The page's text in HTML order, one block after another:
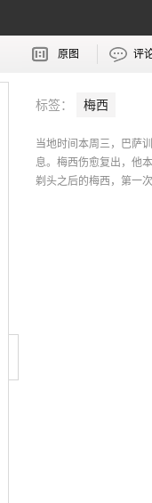
原图 评
标签： 梅西
当地时间本周三，巴萨
息。梅西伤愈复出，他
剃头之后的梅西，第一